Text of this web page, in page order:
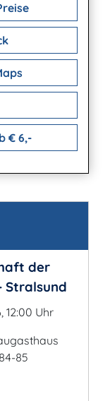
€ 6,-
der
Stralsund
12:00 Uhr
85